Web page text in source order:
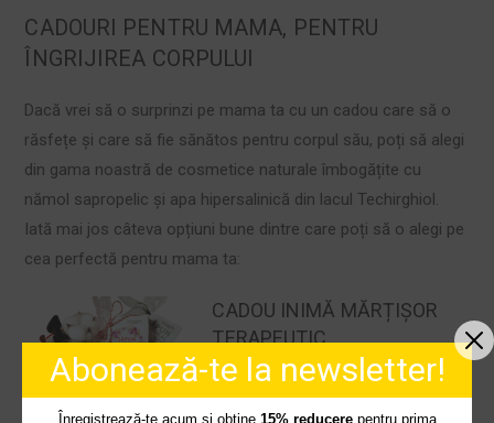
CADOURI PENTRU MAMA, PENTRU
ÎNGRIJIREA CORPULUI
Dacă vrei să o surprinzi pe mama ta cu un cadou care să o
răsfețe și care să fie sănătos pentru corpul său, poți să alegi
din gama noastră de cosmetice naturale îmbogățite cu
nămol sapropelic și apa hipersalinică din lacul Techirghiol.
Iată mai jos câteva opțiuni bune dintre care poți să o alegi pe
cea perfectă pentru mama ta:
CADOU INIMĂ MĂRȚIȘOR
TERAPEUTIC
Un cadou natural pe care îl poți
alege pentru mama ta estecadoul
Abonează-te la newsletter!
Înregistrează-te acum și obține 15% reducerepentru prima